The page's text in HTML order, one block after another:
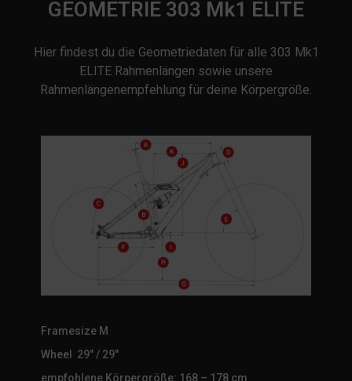
GEOMETRIE 303 Mk1 ELITE
Hier findest du die Geometriedaten für alle 303 Mk1
ELITE Rahmenlängen sowie unsere
Rahmenlängenempfehlung für deine Körpergröße.
Framesize M
Wheel 29″ / 29″
empfohlene Körpergröße: 168 – 178 cm